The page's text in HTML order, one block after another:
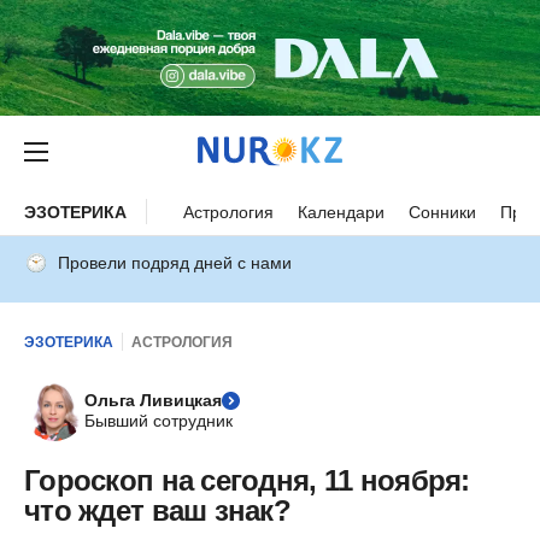
ЭЗОТЕРИКА Астрология Календари Сонники
Провели подряд дней с нами
ЭЗОТЕРИКА АСТРОЛОГИЯ
Ольга Ливицкая
Бывший сотрудник
Гороскоп на сегодня, 11 ноября:
что ждет ваш знак?